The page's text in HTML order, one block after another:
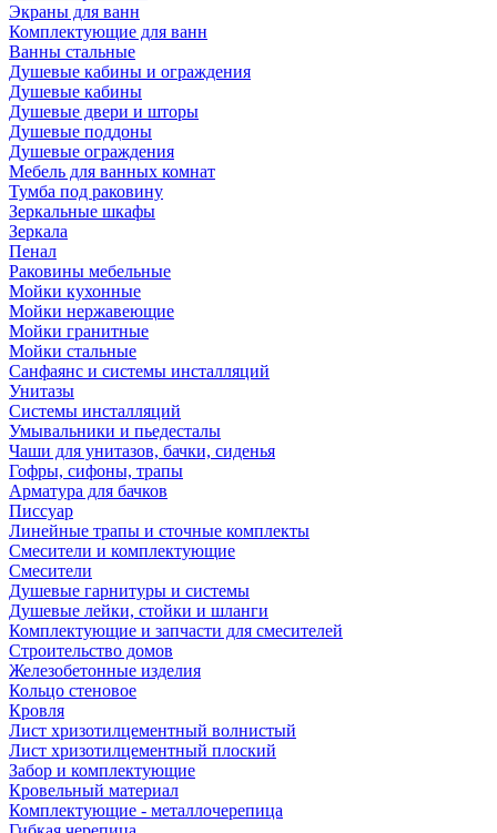
Экраны для ванн
Комплектующие для ванн
Ванны стальные
Душевые кабины и ограждения
Душевые кабины
Душевые двери и шторы
Душевые поддоны
Душевые ограждения
Мебель для ванных комнат
Тумба под раковину
Зеркальные шкафы
Зеркала
Пенал
Раковины мебельные
Мойки кухонные
Мойки нержавеющие
Мойки гранитные
Мойки стальные
Санфаянс и системы инсталляций
Унитазы
Системы инсталляций
Умывальники и пьедесталы
Чаши для унитазов, бачки, сиденья
Гофры, сифоны, трапы
Арматура для бачков
Писсуар
Линейные трапы и сточные комплекты
Смесители и комплектующие
Смесители
Душевые гарнитуры и системы
Душевые лейки, стойки и шланги
Комплектующие и запчасти для смесителей
Строительство домов
Железобетонные изделия
Кольцо стеновое
Кровля
Лист хризотилцементный волнистый
Лист хризотилцементный плоский
Забор и комплектующие
Кровельный материал
Комплектующие - металлочерепица